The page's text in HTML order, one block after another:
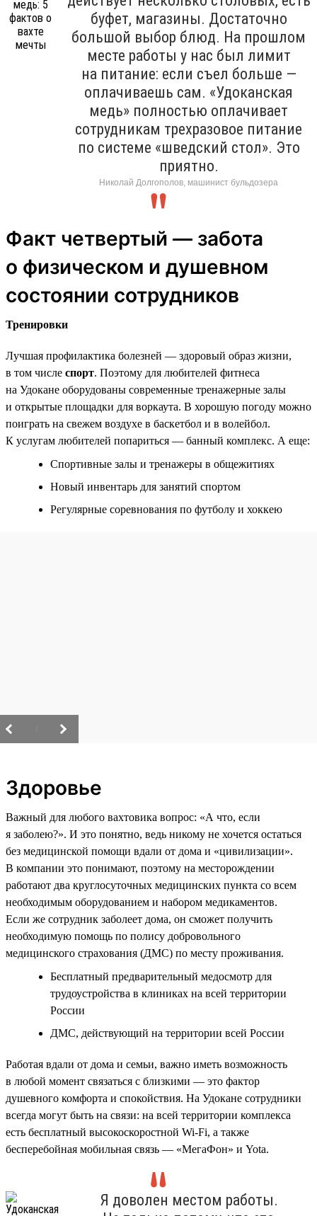
буфет, магазины. Достаточно
большой выбор блюд. На прошлом
месте работы у нас был лимит
на питание: если съел больше —
оплачиваешь сам. «Удоканская
медь» полностью оплачивает
сотрудникам трехразовое питание
по системе «шведский стол». Это
приятно.
Николай Долгополов, машинист бульдозера
Факт четвертый — забота
о физическом и душевном
состоянии сотрудников
Тренировки
Лучшая профилактика болезней — здоровый образ жизни,
в том числе спорт. Поэтому для любителей фитнеса
на Удокане оборудованы современные тренажерные залы
и открытые площадки для воркаута. В хорошую погоду можно
поиграть на свежем воздухе в баскетбол и в волейбол.
К услугам любителей попариться — банный комплекс. А еще:
Спортивные залы и тренажеры в общежитиях
Новый инвентарь для занятий спортом
Регулярные соревнования по футболу и хоккею
Здоровье
Важный для любого вахтовика вопрос: «А что, если
я заболею?». И это понятно, ведь никому не хочется остаться
без медицинской помощи вдали от дома и «цивилизации».
В компании это понимают, поэтому на месторождении
работают два круглосуточных медицинских пункта со всем
необходимым оборудованием и набором медикаментов.
Если же сотрудник заболеет дома, он сможет получить
необходимую помощь по полису добровольного
медицинского страхования (ДМС) по месту проживания.
Бесплатный предварительный медосмотр для
трудоустройства в клиниках на всей территории
России
ДМС, действующий на территории всей России
Работая вдали от дома и семьи, важно иметь возможность
в любой момент связаться с близкими — это фактор
душевного комфорта и спокойствия. На Удокане сотрудники
всегда могут быть на связи: на всей территории комплекса
есть бесплатный высокоскоростной Wi-Fi, а также
бесперебойная мобильная связь — «МегаФон» и Yota.
Я доволен местом работы.